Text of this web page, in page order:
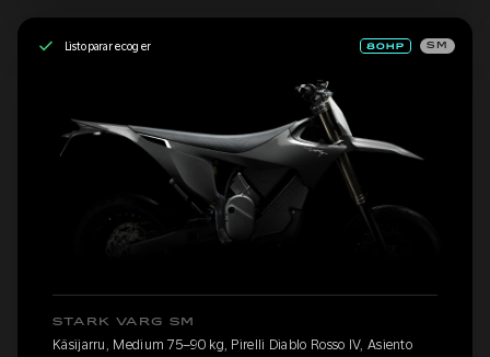
Listo para recoger SM
STARK VARG SM
Käsijarru, Medium 75–90 kg, Pirelli Diablo Rosso IV, Asiento